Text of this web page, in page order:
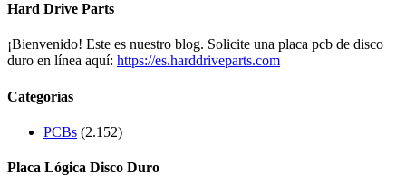
Hard Drive Parts
¡Bienvenido! Este es nuestro blog. Solicite una placa pcb de disco
duro en línea aquí: https://es.harddriveparts.com
Categorías
PCBs (2.152)
Placa Lógica Disco Duro